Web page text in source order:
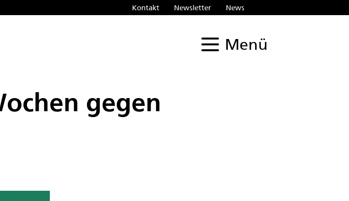
Kontakt Newsletter News
Menü
gegen